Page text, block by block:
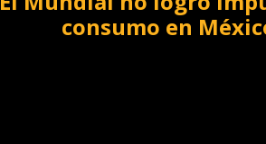
consumo en